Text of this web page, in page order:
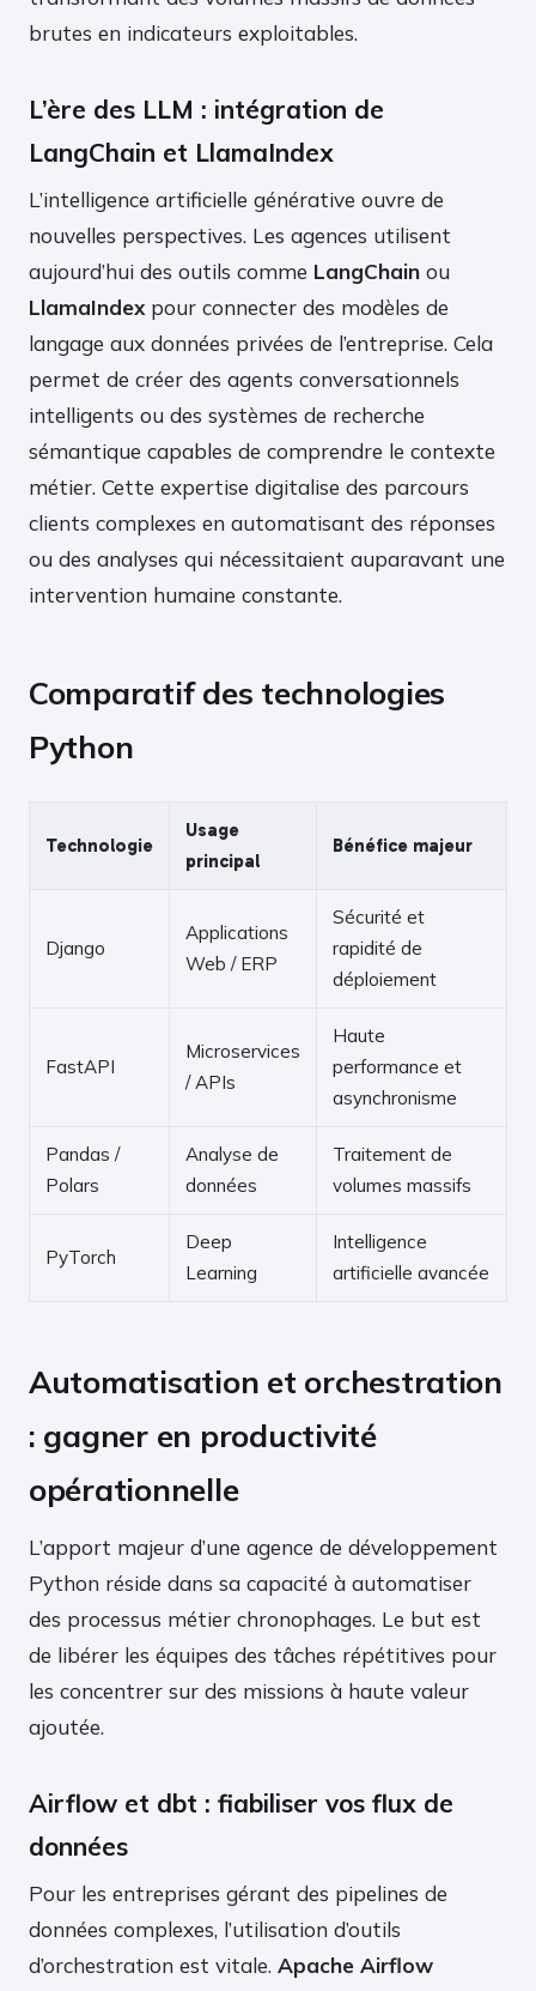
brutes en indicateurs exploitables.
L’ère des LLM : intégration de
LangChain et LlamaIndex
L’intelligence artificielle générative ouvre de
nouvelles perspectives. Les agences utilisent
aujourd’hui des outils comme LangChain ou
LlamaIndex pour connecter des modèles de
langage aux données privées de l’entreprise. Cela
permet de créer des agents conversationnels
intelligents ou des systèmes de recherche
sémantique capables de comprendre le contexte
métier. Cette expertise digitalise des parcours
clients complexes en automatisant des réponses
ou des analyses qui nécessitaient auparavant une
intervention humaine constante.
Comparatif des technologies
Python
Technologie
Usage
principal
Bénéfice majeur
Django
Applications
Web / ERP
Sécurité et
rapidité de
déploiement
FastAPI
Microservices
/ APIs
Haute
performance et
asynchronisme
Pandas /
Polars
Analyse de
données
Traitement de
volumes massifs
PyTorch
Deep
Learning
Intelligence
artificielle avancée
Automatisation et orchestration
: gagner en productivité
opérationnelle
L’apport majeur d’une agence de développement
Python réside dans sa capacité à automatiser
des processus métier chronophages. Le but est
de libérer les équipes des tâches répétitives pour
les concentrer sur des missions à haute valeur
ajoutée.
Airflow et dbt : fiabiliser vos flux de
données
Pour les entreprises gérant des pipelines de
données complexes, l’utilisation d’outils
d’orchestration est vitale. Apache Airflow